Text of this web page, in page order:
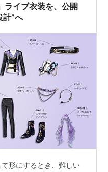
イブ衣装を、公開
計”へ
形にするとき、難しい